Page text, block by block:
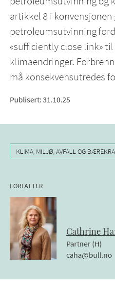
artikkel 8 i
petroleumsutvinning
«sufficiently close link»
klimaendringer.
må konsekvensutredes
Publisert: 31.10.25
KLIMA, MILJØ, AVFALL OG
FORFATTER
Cathrine
Partner (H)
caha@bull.no